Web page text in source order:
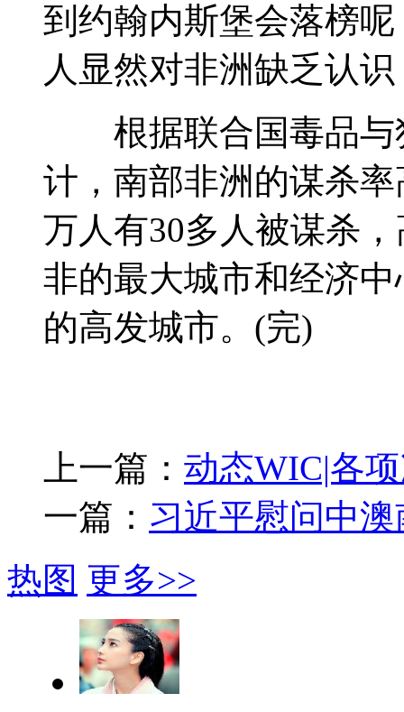
到约翰内斯堡会落榜
人显然对非洲缺乏认
根据联合国毒品与
计，南部非洲的谋杀
万人有30多人被谋杀
非的最大城市和经济
的高发城市。(完)
上一篇： 动态WIC|各
一篇： 习近平慰问中
热图 更多>>